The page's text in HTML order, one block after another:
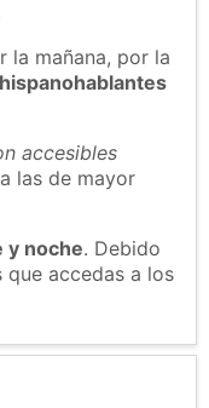
la mañana, por la
accesibles
las de mayor
y noche. Debido
que accedas a los